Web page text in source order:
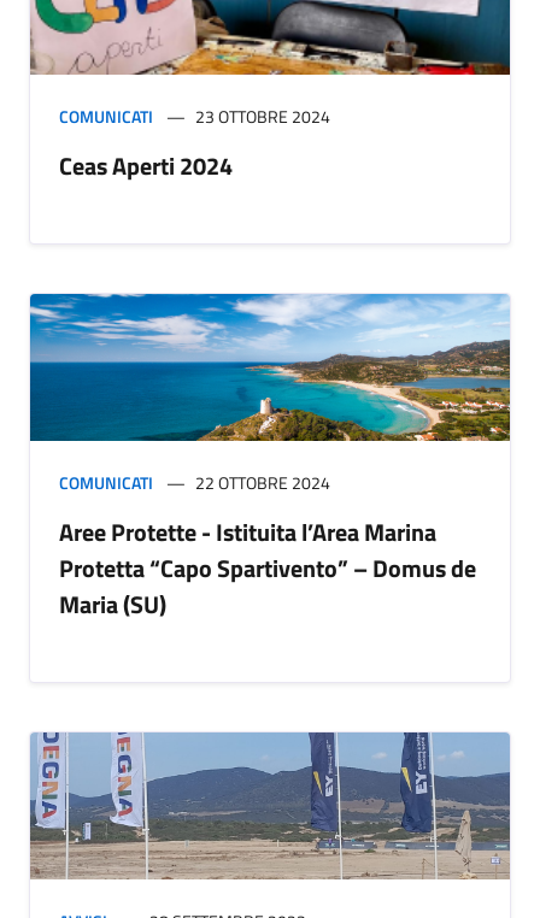
COMUNICATI 23 OTTOBRE 2024
Ceas Aperti 2024
COMUNICATI 22 OTTOBRE 2024
Aree Protette - Istituita l’Area Marina
Protetta “Capo Spartivento” – Domus de
Maria (SU)